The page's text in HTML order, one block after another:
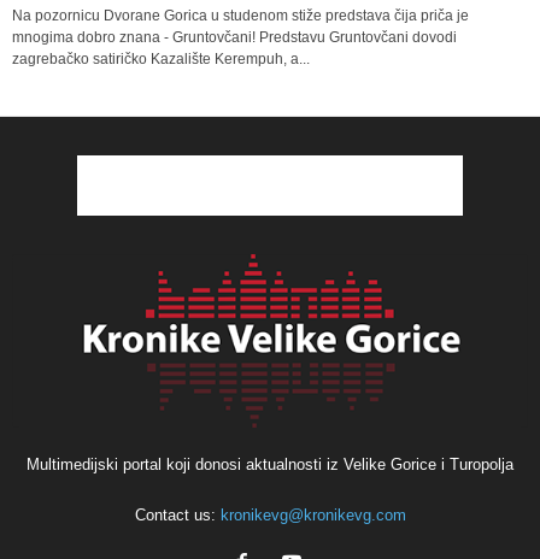
Na pozornicu Dvorane Gorica u studenom stiže predstava čija priča je
mnogima dobro znana - Gruntovčani! Predstavu Gruntovčani dovodi
zagrebačko satiričko Kazalište Kerempuh, a...
Multimedijski portal koji donosi aktualnosti iz Velike Gorice i Turopolja
Contact us: kronikevg@kronikevg.com